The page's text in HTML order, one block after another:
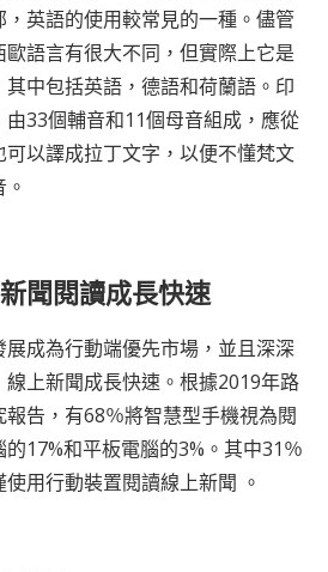
英語的使用較常見的一種。儘管
語言有很大不同，但實際上它是
中包括英語，德語和荷蘭語。印
33個輔音和11個母音組成，應從
以譯成拉丁文字，以便不懂梵文
聞閱讀成長快速
成為行動端優先市場，並且深深
上新聞成長快速。根據2019年路
告，有68％將智慧型手機視為閱
17%和平板電腦的3%。其中31％
用行動裝置閱讀線上新聞 。